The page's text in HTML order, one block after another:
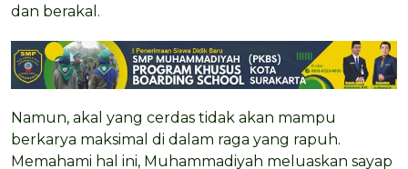
dan berakal.
Namun, akal yang cerdas tidak akan mampu
berkarya maksimal di dalam raga yang rapuh.
Memahami hal ini, Muhammadiyah meluaskan sayap